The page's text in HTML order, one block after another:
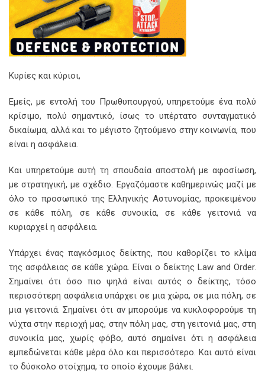
Κυρίες και κύριοι,
Εμείς, με εντολή του Πρωθυπουργού, υπηρετούμε ένα πολύ
κρίσιμο, πολύ σημαντικό, ίσως το υπέρτατο συνταγματικό
δικαίωμα, αλλά και το μέγιστο ζητούμενο στην κοινωνία, που
είναι η ασφάλεια.
Και υπηρετούμε αυτή τη σπουδαία αποστολή με αφοσίωση,
με στρατηγική, με σχέδιο. Εργαζόμαστε καθημερινώς μαζί με
όλο το προσωπικό της Ελληνικής Αστυνομίας, προκειμένου
σε κάθε πόλη, σε κάθε συνοικία, σε κάθε γειτονιά να
κυριαρχεί η ασφάλεια.
Υπάρχει ένας παγκόσμιος δείκτης, που καθορίζει το κλίμα
της ασφάλειας σε κάθε χώρα. Είναι ο δείκτης Law and Order.
Σημαίνει ότι όσο πιο ψηλά είναι αυτός ο δείκτης, τόσο
περισσότερη ασφάλεια υπάρχει σε μια χώρα, σε μια πόλη, σε
μια γειτονιά. Σημαίνει ότι αν μπορούμε να κυκλοφορούμε τη
νύχτα στην περιοχή μας, στην πόλη μας, στη γειτονιά μας, στη
συνοικία μας, χωρίς φόβο, αυτό σημαίνει ότι η ασφάλεια
εμπεδώνεται κάθε μέρα όλο και περισσότερο. Και αυτό είναι
το δύσκολο στοίχημα, το οποίο έχουμε βάλει.